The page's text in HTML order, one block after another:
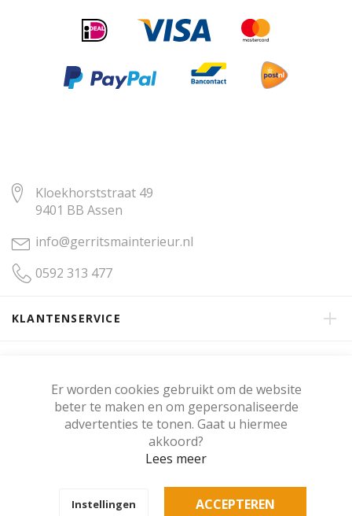
Er worden cookies gebruikt om de website
beter te maken en om gepersonaliseerde
advertenties te tonen. Gaat u hiermee
akkoord?
Lees meer
Instellingen ACCEPTEREN
Kloekhorststraat 49
9401 BB Assen
info@gerritsmainterieur.nl
0592 313 477
KLANTENSERVICE
KLANTENBEOORDELING
Copyright © Gerritsma Interieur.